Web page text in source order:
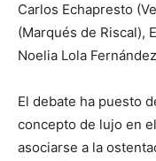
Carlos Echapresto
(Marqués de Riscal),
Noelia Lola
El debate ha puesto
concepto de lujo en
asociarse a la